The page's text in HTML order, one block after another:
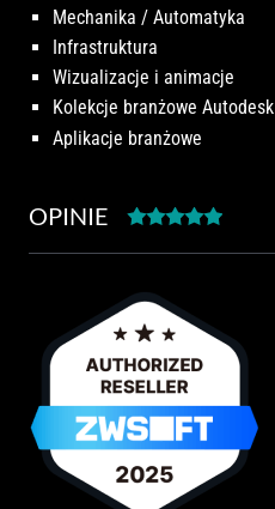
Mechanika / Automatyka
Infrastruktura
Wizualizacje i animacje
Kolekcje branżowe Autodesk
Aplikacje branżowe
OPINIE